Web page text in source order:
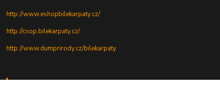
http://www.eshopbilekarpaty.cz/
http://csop.bilekarpaty.cz/
http://www.dumprirody.cz/bilekarpaty
telefon